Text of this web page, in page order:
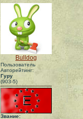
Bulldog
Пользователь
Авторейтинг:
Гуру
(903-5)
Звание: